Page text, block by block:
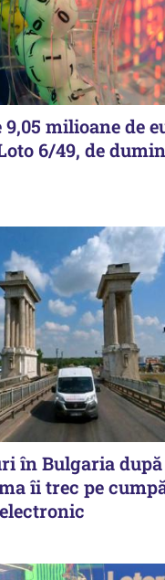
9,05 milioane de
6/49, de
în Bulgaria
îi trec pe